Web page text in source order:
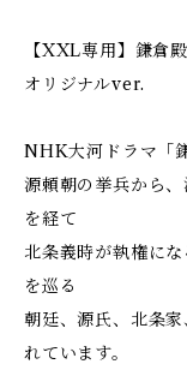
【XXL専用】鎌倉
オリジナルver.
NHK大河ドラマ「
源頼朝の挙兵から
を経て
北条義時が執権に
を巡る
朝廷、源氏、北条
れています。